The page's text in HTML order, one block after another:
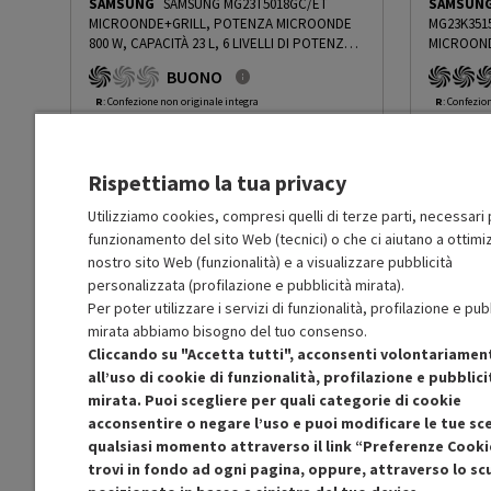
Sensore del peso No
Sensore infrarossi
Sistema apertura porta Manuale a libro
Segnale fine cottura Sì
Cottura Crisp No
Cottura a vapore No
Funzione di scongelamento Sì
SAMSUNG SAMSUNG MG23T5018GC/ET
MICROONDE+GRILL, POTENZA MICROONDE
800 W, CAPACITÀ 23 L, 6 LIVELLI DI POTENZA,
FUNZIONE GRILL 1100 W - PRMG GRADING
ROCN - 15% -PRMG GRADING ROCN - 15%
BUONO
R: Confezione non originale integra
O: Accessori principali presenti
Prodotto Nuovo 135.65 -15%
Ricondizionato Prezzo ridotto da
115.30a-50%
In Promozione 57.65
Aggiungi al carrello
SCONTO RICONDIZIONATI
Approfitta dello sconto del 50% sul prodotto
ricondizionato.
PRMG
R:
O:
In
Rispettiamo la tua privacy
Utilizziamo cookies, compresi quelli di terze parti, necessari
funzionamento del sito Web (tecnici) o che ci aiutano a
nostro sito Web (funzionalità) e a visualizzare pubblicità
personalizzata (profilazione e pubblicità mirata).
Per poter utilizzare i servizi di funzionalità, profilazione e
mirata abbiamo bisogno del tuo consenso.
Cliccando su "Accetta tutti", acconsenti
all’uso di cookie di funzionalità, profilazione e
mirata. Puoi scegliere per quali categorie di cookie
acconsentire o negare l’uso e puoi modificare le tue
qualsiasi momento attraverso il link “Preferenze
trovi in fondo ad ogni pagina, oppure, attraverso lo